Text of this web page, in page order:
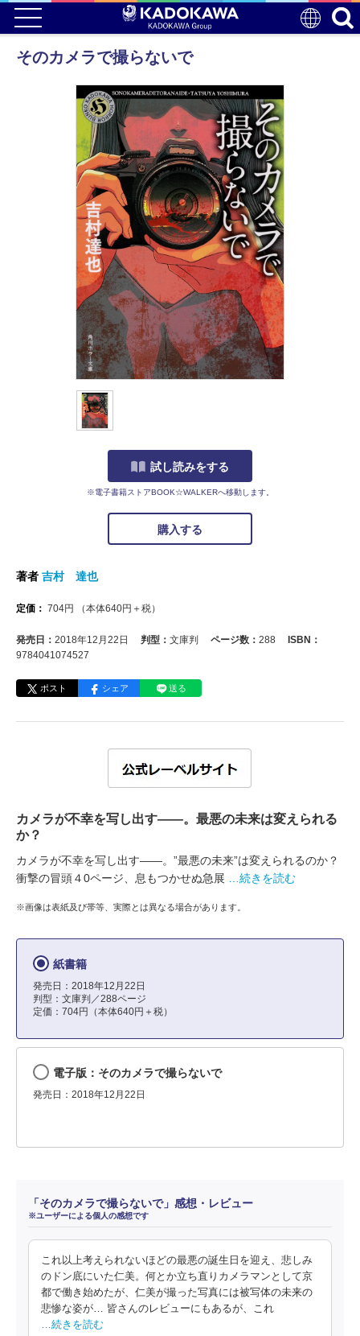
そのカメラで撮らないで
試し読みをする
※電子書籍ストアBOOK☆WALKERへ移動します。
購入する
著者 吉村 達也
定価： 704円 （本体640円＋税）
発売日： 2018年12月22日 判型： 文庫判 ページ数： 288
ISBN：
9784041074527
ポスト シェア 送る
カメラが不幸を写し出す――。最悪の未来は変えられる
か？
カメラが不幸を写し出す――。”最悪の未来”は変えられるのか？
衝撃の冒頭４0ページ、息もつかせぬ急展
…続きを読む
※画像は表紙及び帯等、実際とは異なる場合があります。
紙書籍
発売日：2018年12月22日
判型：文庫判／288ページ
定価：704円（本体640円＋税）
電子版：そのカメラで撮らないで
発売日：2018年12月22日
「そのカメラで撮らないで」感想・レビュー
※ユーザーによる個人の感想です
これ以上考えられないほどの最悪の誕生日を迎え、悲しみ
のドン底にいた仁美。何とか立ち直りカメラマンとして京
都で働き始めたが、仁美が撮った写真には被写体の未来の
悲惨な姿が… 皆さんのレビューにもあるが、これ
…続きを読む